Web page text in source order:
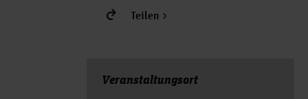
Teilen
Veranstal­tungs­ort